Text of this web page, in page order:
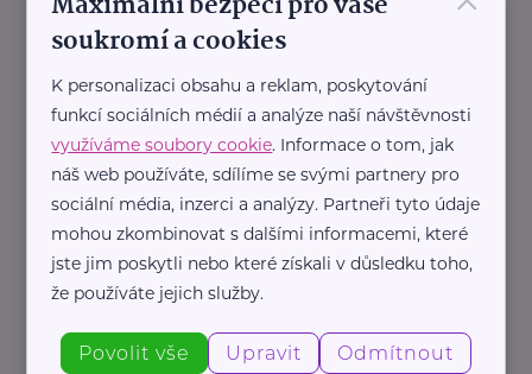
Když má dítě jiné potřeby, než okolí chápe
Handicap, porucha Podpora a pomoc Sociální služby Děti
Rodič
soukromí a cookies
K personalizaci obsahu a reklam, poskytování
funkcí sociálních médií a analýze naší návštěvnosti
využíváme soubory cookie. Informace o tom, jak
náš web používáte, sdílíme se svými partnery pro
sociální média, inzerci a analýzy. Partneři tyto údaje
mohou zkombinovat s dalšími informacemi, které
jste jim poskytli nebo které získali v důsledku toho,
že používáte jejich služby.
Povolit vše Upravit Odmítnout